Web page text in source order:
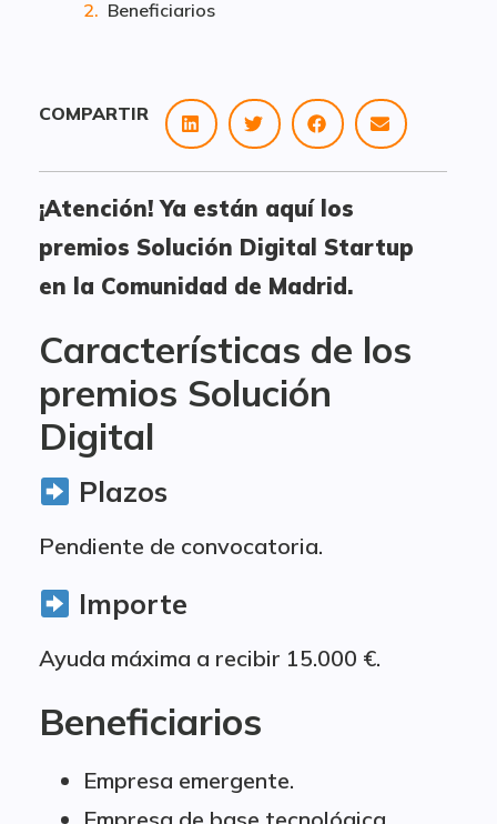
COMPARTIR
¡Atención! Ya están aquí los
premios Solución Digital Startup
en la Comunidad de Madrid.
Características de los
premios Solución
Digital
Plazos
Pendiente de convocatoria.
Importe
Ayuda máxima a recibir 15.000 €.
Beneficiarios
Empresa emergente.
Beneficiarios